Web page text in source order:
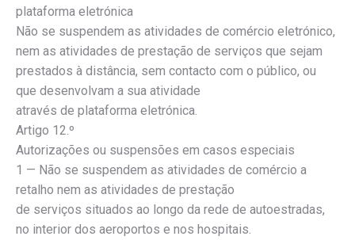
plataforma eletrónica
Não se suspendem as atividades de comércio eletrónico,
nem as atividades de prestação de serviços que sejam
prestados à distância, sem contacto com o público, ou
que desenvolvam a sua atividade
através de plataforma eletrónica.
Artigo 12.º
Autorizações ou suspensões em casos especiais
1 — Não se suspendem as atividades de comércio a
retalho nem as atividades de prestação
de serviços situados ao longo da rede de autoestradas,
no interior dos aeroportos e nos hospitais.